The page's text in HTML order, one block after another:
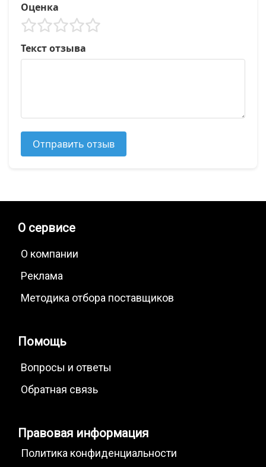
Оценка
Текст отзыва
Отправить отзыв
О сервисе
О компании
Реклама
Методика отбора поставщиков
Помощь
Вопросы и ответы
Обратная связь
Правовая информация
Политика конфиденциальности